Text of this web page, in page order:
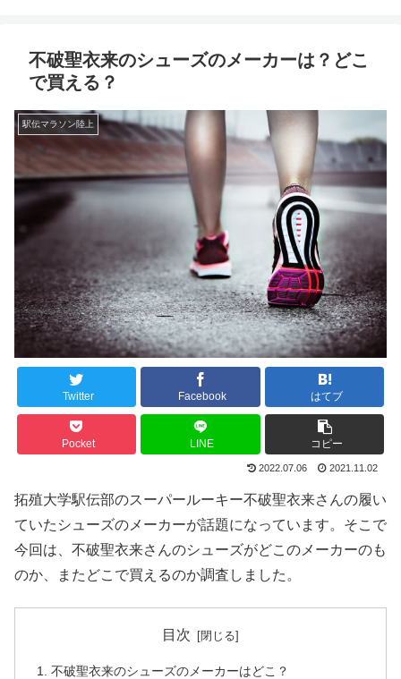
不破聖衣来のシューズのメーカーは？どこ
で買える？
駅伝マラソン陸上
Twitter Facebook はてブ
Pocket LINE コピー
2022.07.06 2021.11.02
拓殖大学駅伝部のスーパールーキー不破聖衣来さんの履い
ていたシューズのメーカーが話題になっています。そこで
今回は、不破聖衣来さんのシューズがどこのメーカーのも
のか、またどこで買えるのか調査しました。
目次
不破聖衣来のシューズのメーカーはどこ？